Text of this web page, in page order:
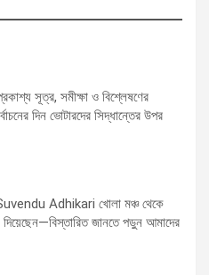
সূত্র, সমীক্ষা ও বিশ্লেষণের
দিন ভোটারদের সিদ্ধান্তের উপর
Suvendu Adhikari খোলা মঞ্চ থেকে
জানতে পড়ুন আমাদের